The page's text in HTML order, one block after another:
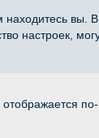
вы.
настроек,